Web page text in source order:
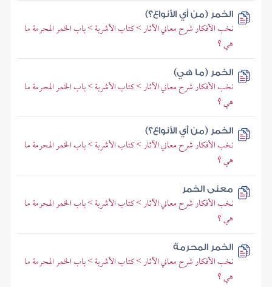
الخمر (من أي الأنواع؟)
نخب الأفكار شرح معاني الآثار > كتاب الأشربة > باب الخمر المحرمة ما
هي ؟
الخمر (ما هي)
نخب الأفكار شرح معاني الآثار > كتاب الأشربة > باب الخمر المحرمة ما
هي ؟
الخمر (من أي الأنواع؟)
نخب الأفكار شرح معاني الآثار > كتاب الأشربة > باب الخمر المحرمة ما
هي ؟
معنى الخمر
نخب الأفكار شرح معاني الآثار > كتاب الأشربة > باب الخمر المحرمة ما
هي ؟
الخمر المحرمة
نخب الأفكار شرح معاني الآثار > كتاب الأشربة > باب الخمر المحرمة ما
هي ؟